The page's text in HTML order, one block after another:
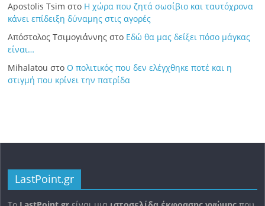
Apostolis Tsim στο Η χώρα που ζητά σωσίβιο και ταυτόχρονα
κάνει επίδειξη δύναμης στις αγορές
Απόστολος Τσιμογιάννης στο Εδώ θα μας δείξει πόσο μάγκας
είναι…
Mihalatou στοΟ πολιτικός που δεν ελέγχθηκε ποτέ και η
στιγμή που κρίνει την πατρίδα
LastPoint.gr